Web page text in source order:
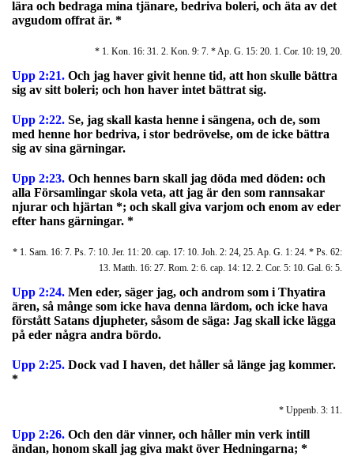
lära och bedraga mina tjänare, bedriva boleri, och äta av det
avgudom offrat är. *
* 1. Kon. 16: 31. 2. Kon. 9: 7. * Ap. G. 15: 20. 1. Cor. 10: 19, 20.
Upp 2:21. Och jag haver givit henne tid, att hon skulle bättra
sig av sitt boleri; och hon haver intet bättrat sig.
Upp 2:22. Se, jag skall kasta henne i sängena, och de, som
med henne hor bedriva, i stor bedrövelse, om de icke bättra
sig av sina gärningar.
Upp 2:23. Och hennes barn skall jag döda med döden: och
alla Församlingar skola veta, att jag är den som rannsakar
njurar och hjärtan *; och skall giva varjom och enom av eder
efter hans gärningar. *
* 1. Sam. 16: 7. Ps. 7: 10. Jer. 11: 20. cap. 17: 10. Joh. 2: 24, 25. Ap. G. 1: 24. * Ps. 62:
13. Matth. 16: 27. Rom. 2: 6. cap. 14: 12. 2. Cor. 5: 10. Gal. 6: 5.
Upp 2:24. Men eder, säger jag, och androm som i Thyatira
ären, så månge som icke hava denna lärdom, och icke hava
förstått Satans djupheter, såsom de säga: Jag skall icke lägga
på eder några andra bördo.
Upp 2:25. Dock vad I haven, det håller så länge jag kommer.
*
* Uppenb. 3: 11.
Upp 2:26. Och den där vinner, och håller min verk intill
ändan, honom skall jag giva makt över Hedningarna; *